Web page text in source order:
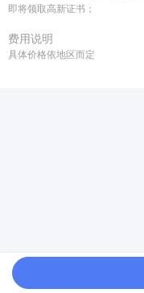
即将领取高新证书；
费用说明
具体价格依地区而定